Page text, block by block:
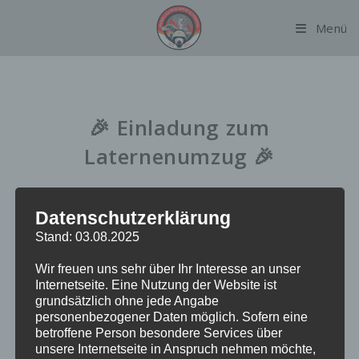
Menü
🎉 Einladung zum
Laternenumzug 🎉
Liebe Kinder, Eltern und Laternenfreunde,
wir laden euch herzlich ein zu unserem stimmungsvollen
Laternenumzug am
📅 Sonntag, den 30.11.2025
🕓 ab 16:00 Uhr
📍 Maienweg 119, 22297 Hamburg (FF Alsterdorf)
Datenschutzerklärung
Stand: 03.08.2025
Wir freuen uns sehr über Ihr Interesse an unser
Internetseite. Eine Nutzung der Website ist
grundsätzlich ohne jede Angabe
personenbezogener Daten möglich. Sofern eine
betroffene Person besondere Services über
unsere Internetseite in Anspruch nehmen möchte,